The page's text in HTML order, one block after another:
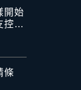
開始
控制
條